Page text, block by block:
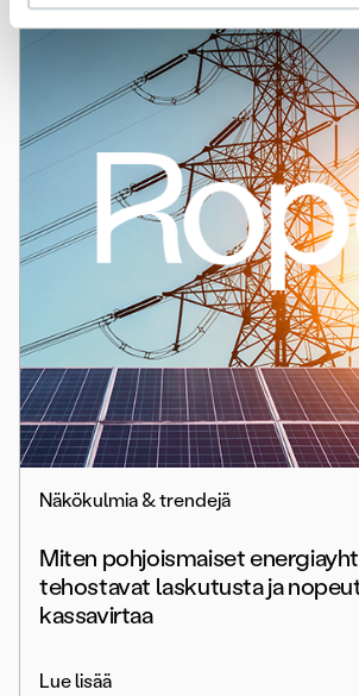
Näkökulmia & trendejä
Miten pohjoismaiset
tehostavat laskutusta ja
kassavirtaa
Lue lisää